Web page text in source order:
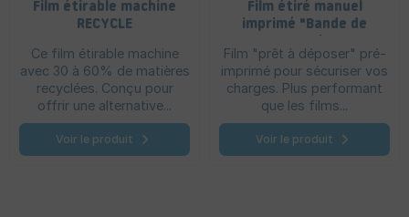
Film étirable machine
RECYCLE
Ce film étirable machine
avec 30 à 60% de matières
recyclées. Conçu pour
offrir une alternative...
Voir le produit
Film étiré manuel
imprimé "Bande de
Film "prêt à déposer" pré-
imprimé pour sécuriser vos
charges. Plus performant
que les films...
Voir le produit